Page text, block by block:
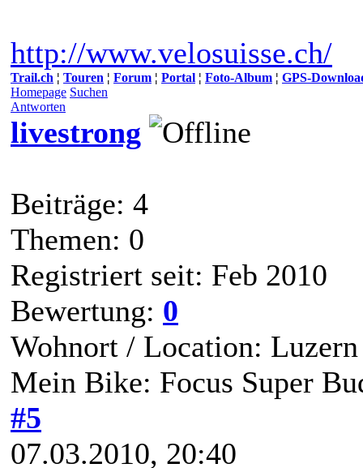
http://www.velosuisse.ch/
Trail.ch ¦ Touren ¦ Forum ¦ Portal ¦ Foto-Album ¦ GPS-
Homepage Suchen
Antworten
livestrong
Beiträge: 4
Themen: 0
Registriert seit: Feb 2010
Bewertung: 0
Wohnort / Location: Luzern
Mein Bike: Focus Super
#5
07.03.2010, 20:40